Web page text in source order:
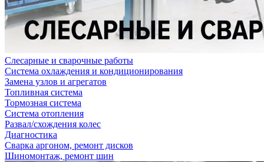
Слесарные и сварочные работы
Система охлаждения и кондиционирования
Замена узлов и агрегатов
Топливная система
Тормозная система
Система отопления
Развал/схождения колес
Диагностика
Сварка аргоном, ремонт дисков
Шиномонтаж, ремонт шин